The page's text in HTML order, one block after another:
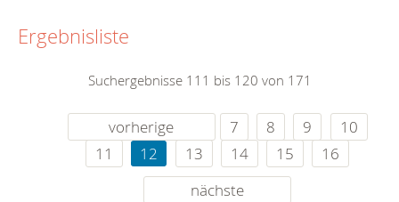
Ergebnisliste
Suchergebnisse 111 bis 120 von 171
vorherige 7 8 9
10
11
12 13 14 15
16
nächste